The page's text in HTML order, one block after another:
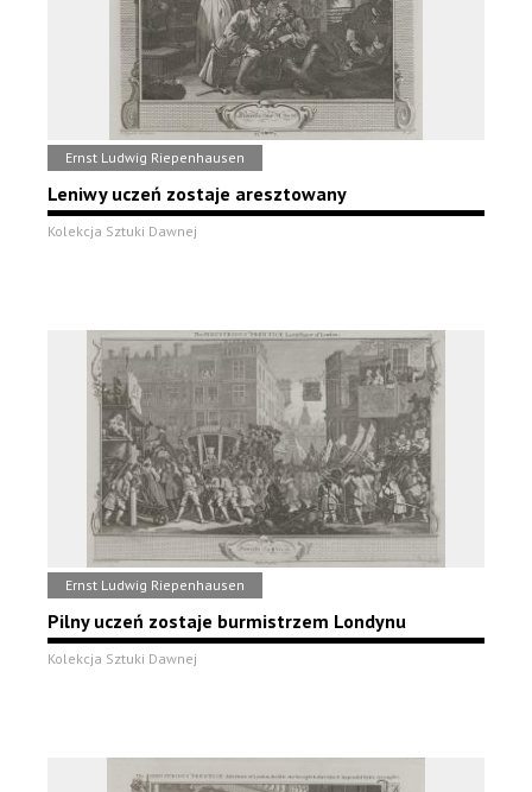
Ernst Ludwig Riepenhausen
Leniwy uczeń zostaje aresztowany
Kolekcja Sztuki Dawnej
Ernst Ludwig Riepenhausen
Pilny uczeń zostaje burmistrzem Londynu
Kolekcja Sztuki Dawnej